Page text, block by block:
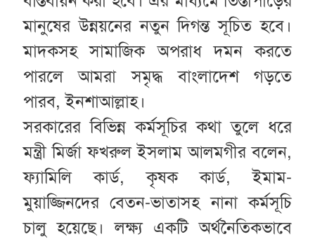
মানুষের উন্নয়নের নতুন দিগন্ত সূচিত হবে।
মাদকসহ সামাজিক অপরাধ দমন করতে
পারলে আমরা সমৃদ্ধ বাংলাদেশ গড়তে
পারব, ইনশাআল্লাহ।
সরকারের বিভিন্ন কর্মসূচির কথা তুলে ধরে
মন্ত্রী মির্জা ফখরুল ইসলাম আলমগীর বলেন,
ফ্যামিলি কার্ড, কৃষক কার্ড, ইমাম-
মুয়াজ্জিনদের বেতন-ভাতাসহ নানা কর্মসূচি
চালু হয়েছে। লক্ষ্য একটি অর্থনৈতিকভাবে